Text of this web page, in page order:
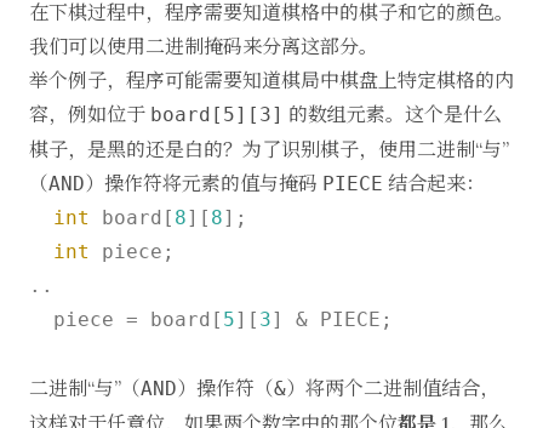
在下棋过程中，程序需要知道棋格中的棋子和它的颜色。
我们可以使用二进制掩码来分离这部分。
举个例子，程序可能需要知道棋局中棋盘上特定棋格的内
容，例如位于 board[5][3] 的数组元素。这个是什么
棋子，是黑的还是白的？为了识别棋子，使用二进制“与”
（AND）操作符将元素的值与掩码 PIECE 结合起来：
int board[ 8][ 8];
int
piece;
..
  piece = board[
5][ 3] & PIECE;
二进制“与”（AND）操作符（&）将两个二进制值结合，
这样对于任意位，如果两个数字中的那个位都是 1，那么